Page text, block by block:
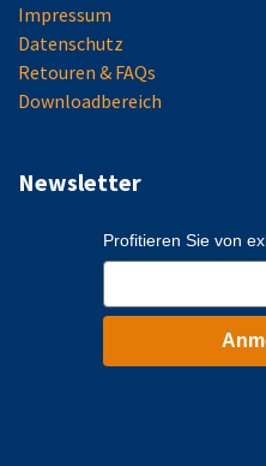
Impressum
Datenschutz
Retouren & FAQs
Downloadbereich
Newsletter
Profitieren Sie von